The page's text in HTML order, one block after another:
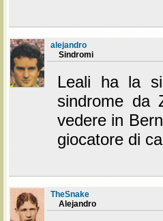
alejandro
Sindromi
Leali ha la
sindrome da
vedere in
giocatore di
TheSnake
Alejandro